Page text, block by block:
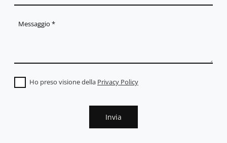
Ho preso visione della Privacy Policy
Invia